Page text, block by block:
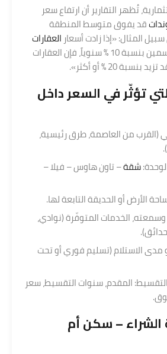
تُظهر التقارير أن ارتفاع سعر
قد يفوق متوسط المنطقة
المثال: «إذا زادت أسعار العقارات
في منطقة الياسمين بنسبة 10 % سنوياً، فإن العقارات
20 % أو أكثر».
التي تؤثّر في السعر داخل
(القرب من العاصمة، طرق رئيسية،
شقة– تاون هاوس – فيلا –
الأرض أو الحديقة التابعة لها.
الخدمات المتوفّرة (نوادي،
مدى الاستلام (تسليم فوري أو تحت
المقدم، سنوات التقسيط، سعر